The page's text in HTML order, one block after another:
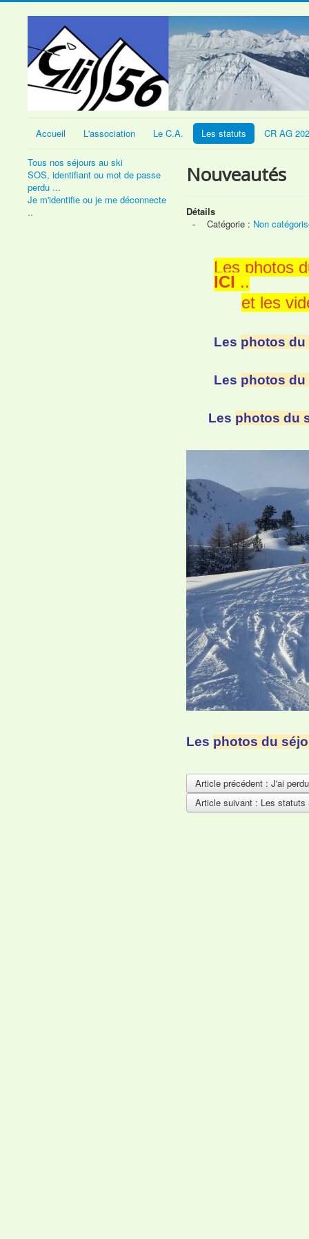
Accueil L'association Le C.A. Les statuts CR AG
Tous nos séjours au ski
SOS, identifiant ou mot de passe
perdu ...
Je m'identifie ou je me déconnecte
..
Nouveautés
Détails
Catégorie : Non
Les photos
ICI ..
et les
Les photos du
Les photos du
Les photos du
Les photos du
Article précédent : J'ai
Article suivant : Les statuts